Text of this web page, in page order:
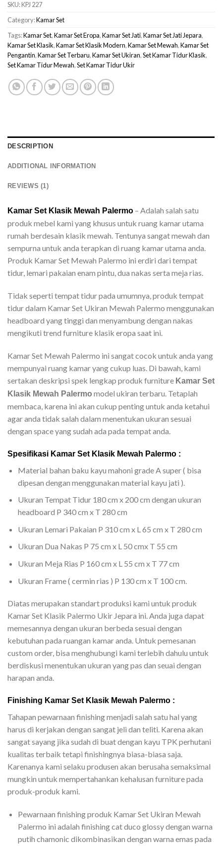
SKU:KPJ 227
Category:Kamar Set
Tags:Kamar Set,Kamar Set Eropa,Kamar Set Jati,Kamar Set Jati Jepara,
Kamar Set Klasik,Kamar Set Klasik Modern,Kamar Set Mewah,Kamar Set
Pengantin,Kamar Set Terbaru,Kamar Set Ukiran,Set Kamar Tidur Klasik,
Set Kamar Tidur Mewah,Set Kamar Tidur Ukir
DESCRIPTION
ADDITIONAL INFORMATION
REVIEWS (1)
Kamar Set Klasik Mewah Palermo – Adalah salah satu
produk mebel kami yang khusus untuk ruang kamar utama
rumah berdesain klasik mewah. Tentunya sangat mewah dan
sempurna untuk anda terapkan di ruang kamar utama anda.
Produk Kamar Set Mewah Palermo ini erdiri dari tempat
tidur, lemari pakaian enam pintu, dua nakas serta meja rias.
Tidak seperti tempat tidur pada umumnya, produk tempat
tidur dalam Kamar Set Ukiran Mewah Palermo menggunakan
headboard yang tinggi dan menyambung dengan nakas
mengikuti trend furniture klasik eropa saat ini.
Kamar Set Mewah Palermo ini sangat cocok untuk anda yang
mempunyai ruang kamar yang cukup luas. Di bawah, kami
sertakan deskripsi spek lengkap produk furniture Kamar Set
Klasik Mewah Palermo model ukiran terbaru. Tetaplah
membaca, karena ini akan cukup penting untuk anda ketahui
agar anda tidak salah dalam menentukan ukuran sesuai
dengan space yang sudah ada pada tempat anda.
Spesifikasi Kamar Set Klasik Mewah Palermo :
Material bahan baku kayu mahoni grade A super ( bisa
dipesan dengan menggunakan material kayu jati ).
Ukuran Tempat Tidur 180 cm x 200 cm dengan ukuran
headboard P 340 cm x T 280 cm
Ukuran Lemari Pakaian P 310 cm x L 65 cm x T 280 cm
Ukuran Dua Nakas P 75 cm x L 50 cmx T 55 cm
Ukuran Meja Rias P 160 cm x L 55 cm x T 77 cm
Ukuran Frame ( cermin rias ) P 130 cm x T 100 cm.
Diatas merupakan standart produksi kami untuk produk
Kamar Set Klasik Palermo Ukir Jepara ini. Anda juga dapat
memesannya dengan ukuran berbeda sesuai dengan
kebutuhan pada ruangan kamar anda. Untuk pemesanan
custom order, bisa menghubungi kami terlebih dahulu untuk
berdiskusi menentukan ukuran yang pas dan seuai dengan
harapan anda.
Finishing Kamar Set Klasik Mewah Palermo :
Tahapan pewarnaan finishing menjadi salah satu hal yang
harus di kerjakan dengan sangat jeli dan teliti. Karena akan
sangat sayang jika sudah di buat dengan kayu TPK perhutani
kualitas terbaik tetapi finishingnya biasa-biasa saja.
Karenanya kami selaku produsen akan berusaha semaksimal
mungkin untuk mempertahankan kehalusan furniture pada
produk-produk kami.
Pewarnaan finishing produk Kamar Set Ukiran Mewah
Palermo ini adalah finishing cat duco glossy dengan warna
putih chamonic dikombinasikan dengan warna emas pada